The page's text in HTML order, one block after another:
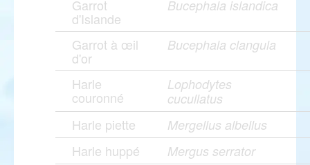
Garrot
d'Islande
Bucephala islandica
Garrot à œil
d'or
Bucephala clangula
Harle
couronné
Lophodytes
cucullatus
Harle piette Mergellus albellus
Harle huppé Mergus serrator